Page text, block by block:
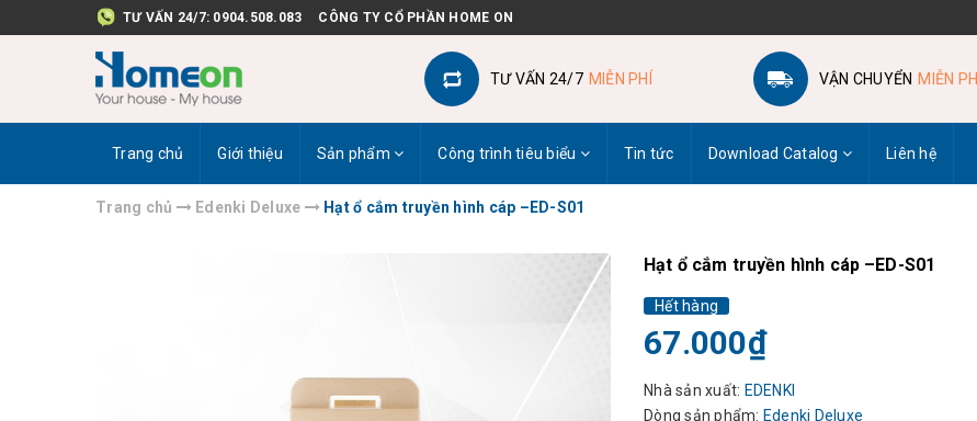
TƯ VẤN 24/7: 0904.508.083 CÔNG TY CỔ PHẦN HOME ON
TƯ VẤN 24/7 MIỄN PHÍ VẬN CHUYỂN MIỄN PHÍ
Trang chủ Giới thiệu Sản phẩm Công trình tiêu biểu Tin tức Download Catalog Liên hệ
Trang chủ Edenki Deluxe Hạt ổ cắm truyền hình cáp –ED-S01
Hạt ổ cắm truyền hình cáp –ED-S01
Hết hàng
67.000₫
Nhà sản xuất: EDENKI
Dòng sản phẩm: Edenki Deluxe